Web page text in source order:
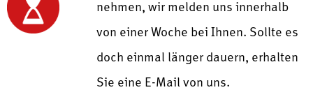
nehmen, wir melden uns innerhalb
von einer Woche bei Ihnen. Sollte es
doch einmal länger dauern, erhalten
Sie eine E-Mail von uns.